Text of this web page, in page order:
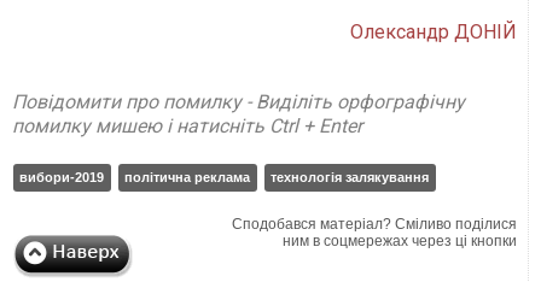
Олександр ДОНІЙ
Повідомити про помилку - Виділіть орфографічну
помилку мишею і натисніть Ctrl + Enter
вибори-2019 політична реклама технологія залякування
Сподобався матеріал? Сміливо поділися
ним в соцмережах через ці кнопки